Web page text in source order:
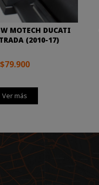
MOTECH DUCATI
(2010-17)
$79.900
Ver más